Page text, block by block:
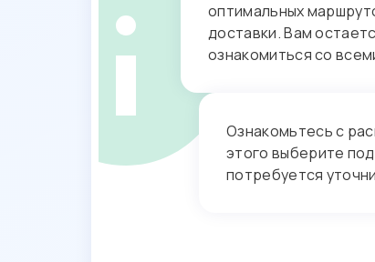
оптимальных
доставки. Вам
ознакомиться со
Ознакомьтесь с
этого выберите
потребуется